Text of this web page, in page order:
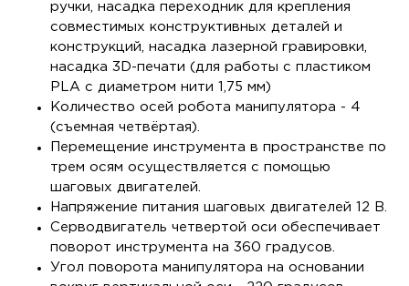
ручки, насадка переходник для крепления
совместимых конструктивных деталей и
конструкций, насадка лазерной гравировки,
насадка 3D-печати (для работы с пластиком
PLA с диаметром нити 1,75 мм)
Количество осей робота манипулятора - 4
(съемная четвёртая).
Перемещение инструмента в пространстве по
трем осям осуществляется с помощью
шаговых двигателей.
Напряжение питания шаговых двигателей 12 В.
Серводвигатель четвертой оси обеспечивает
поворот инструмента на 360 градусов.
Угол поворота манипулятора на основании